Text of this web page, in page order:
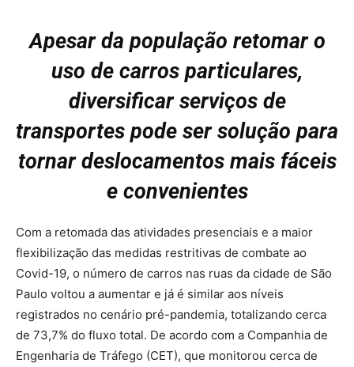
Apesar da população retomar o
uso de carros particulares,
diversificar serviços de
transportes pode ser solução para
tornar deslocamentos mais fáceis
e convenientes
Com a retomada das atividades presenciais e a maior
flexibilização das medidas restritivas de combate ao
Covid-19, o número de carros nas ruas da cidade de São
Paulo voltou a aumentar e já é similar aos níveis
registrados no cenário pré-pandemia, totalizando cerca
de 73,7% do fluxo total. De acordo com a Companhia de
Engenharia de Tráfego (CET), que monitorou cerca de